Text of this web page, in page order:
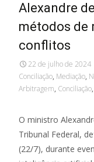
Alexandre
métodos de
conflitos
22 de julho de 2024
Conciliação, Mediação,
Arbitragem, Conciliação,
O ministro
Tribunal Federal,
(22/7), durante